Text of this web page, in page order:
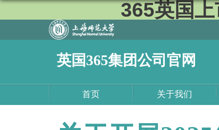
365英国
英国365集团公司官网
首页 关于我们